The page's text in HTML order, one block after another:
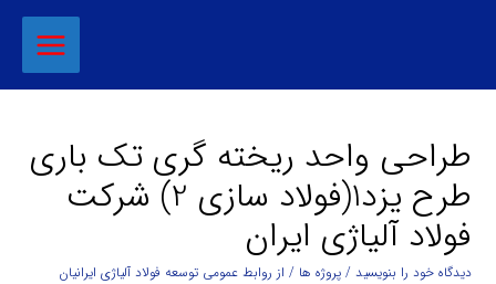
طراحی واحد ريخته گري تك باري
طرح یزد1(فولاد سازی 2) شرکت
فولاد آلیاژی ایران
دیدگاه‌ خود را بنویسید /پروژه ها / از روابط عمومی توسعه فولاد آلیاژی ایرانیان